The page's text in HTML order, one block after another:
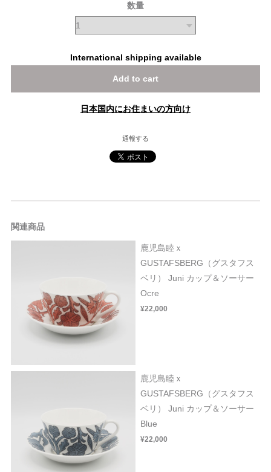
数量
International shipping available
Add to cart
日本国内にお住まいの方向け
通報する
関連商品
鹿児島睦ｘ
GUSTAFSBERG（グスタフス
ベリ） Juni カップ＆ソーサー
Ocre
¥22,000
鹿児島睦ｘ
GUSTAFSBERG（グスタフス
ベリ） Juni カップ＆ソーサー
Blue
¥22,000